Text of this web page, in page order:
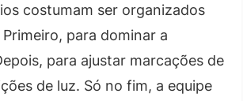
costumam ser organizados
para dominar a
para ajustar marcações de
de luz. Só no fim, a equipe